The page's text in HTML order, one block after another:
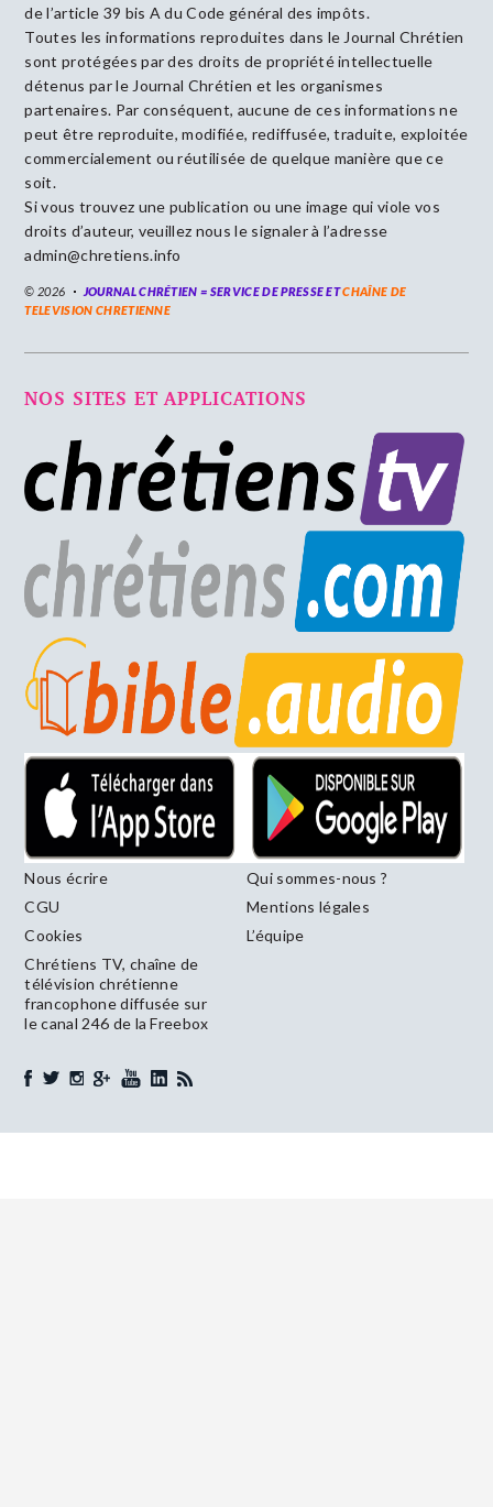
de l’article 39 bis A du Code général des impôts.
Toutes les informations reproduites dans le Journal Chrétien
sont protégées par des droits de propriété intellectuelle
détenus par le Journal Chrétien et les organismes
partenaires. Par conséquent, aucune de ces informations ne
peut être reproduite, modifiée, rediffusée, traduite, exploitée
commercialement ou réutilisée de quelque manière que ce
soit.
Si vous trouvez une publication ou une image qui viole vos
droits d’auteur, veuillez nous le signaler à l’adresse
admin@chretiens.info
© 2026 JOURNAL CHRÉTIEN = SERVICE DE PRESSE ETCHAÎNE DE
TELEVISION CHRETIENNE
NOS SITES ET APPLICATIONS
Nous écrire
Qui sommes-nous ?
CGU
Mentions légales
Cookies
L’équipe
Chrétiens TV, chaîne de
télévision chrétienne
francophone diffusée sur
le canal 246 de la Freebox